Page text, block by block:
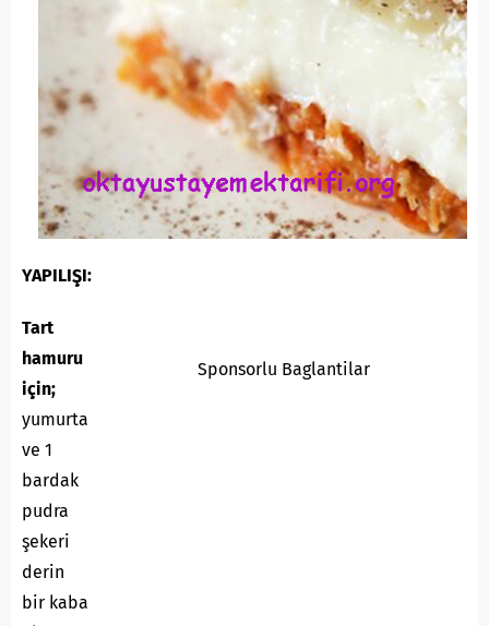
YAPILIŞI:
Sponsorlu Baglantilar
Tart
hamuru
için;
yumurta
ve 1
bardak
pudra
şekeri
derin
bir kaba